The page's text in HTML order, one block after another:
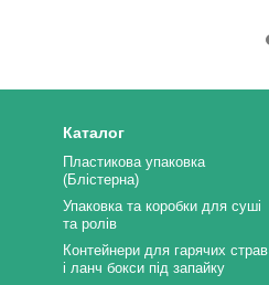
Каталог
Пластикова упаковка
(Блістерна)
Упаковка та коробки для суші
та ролів
Контейнери для гарячих страв
і ланч бокси під запайку